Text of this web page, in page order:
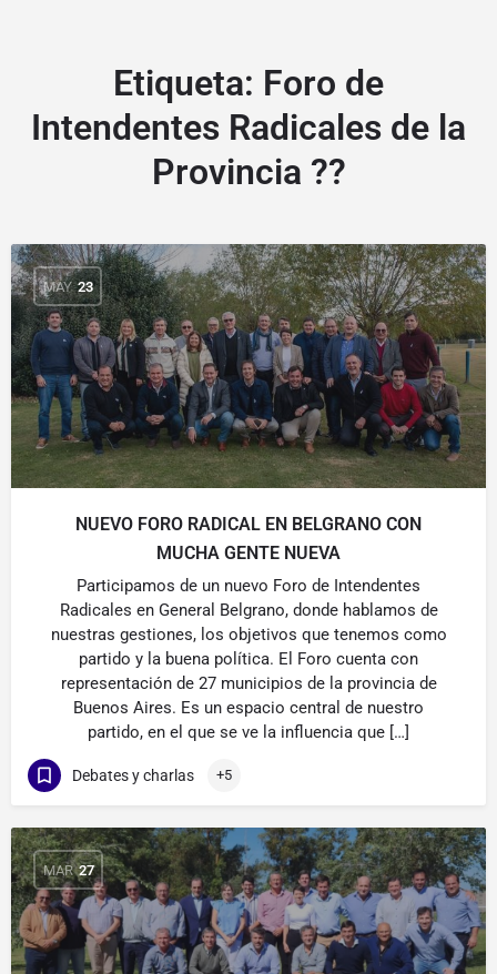
Etiqueta: Foro de
Intendentes Radicales de la
Provincia ??
MAY 23
NUEVO FORO RADICAL EN BELGRANO CON
MUCHA GENTE NUEVA
Participamos de un nuevo Foro de Intendentes
Radicales en General Belgrano, donde hablamos de
nuestras gestiones, los objetivos que tenemos como
partido y la buena política. El Foro cuenta con
representación de 27 municipios de la provincia de
Buenos Aires. Es un espacio central de nuestro
partido, en el que se ve la influencia que […]
Debates y charlas +5
MAR 27